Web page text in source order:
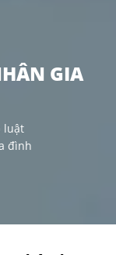
GIA
luật
đình